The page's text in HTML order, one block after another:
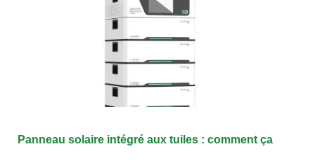
Panneau solaire intégré aux tuiles : comment ça